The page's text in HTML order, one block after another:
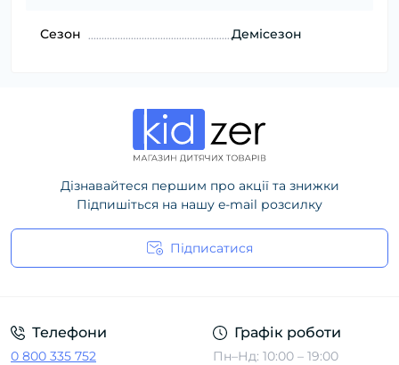
Сезон Демісезон
Дізнавайтеся першим про акції та знижки
Підпишіться на нашу e-mail розсилку
Підписатися
Телефони
0 800 335 752
Графік роботи
Пн–Нд: 10:00 – 19:00